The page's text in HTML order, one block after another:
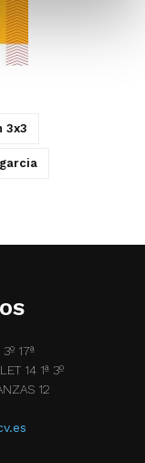
3x3
17ª
14 1ª 3º
12